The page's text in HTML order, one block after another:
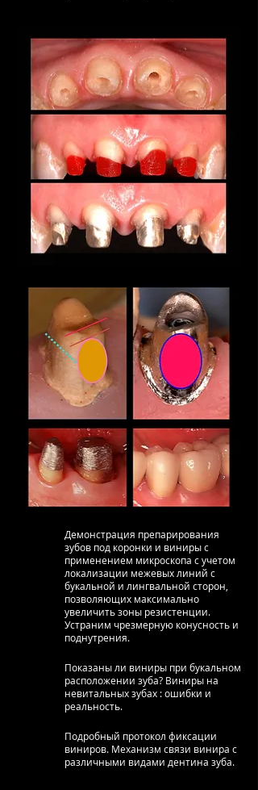
Демонстрация препарирования
зубов под коронки и виниры с
применением микроскопа с учетом
локализации межевых линий с
букальной и лингвальной сторон,
позволяющих максимально
увеличить зоны резистенции.
Устраним чрезмерную конусность и
поднутрения.
Показаны ли виниры при букальном
расположении зуба? Виниры на
невитальных зубах : ошибки и
реальность.
Подробный протокол фиксации
виниров. Механизм связи винира с
различными видами дентина зуба.